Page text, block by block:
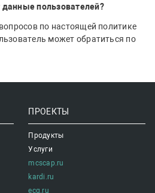
пользователей?
по настоящей политике
может обратиться по
ПРОЕКТЫ
Продукты
Услуги
mcscap.ru
kardi.ru
ecg.ru